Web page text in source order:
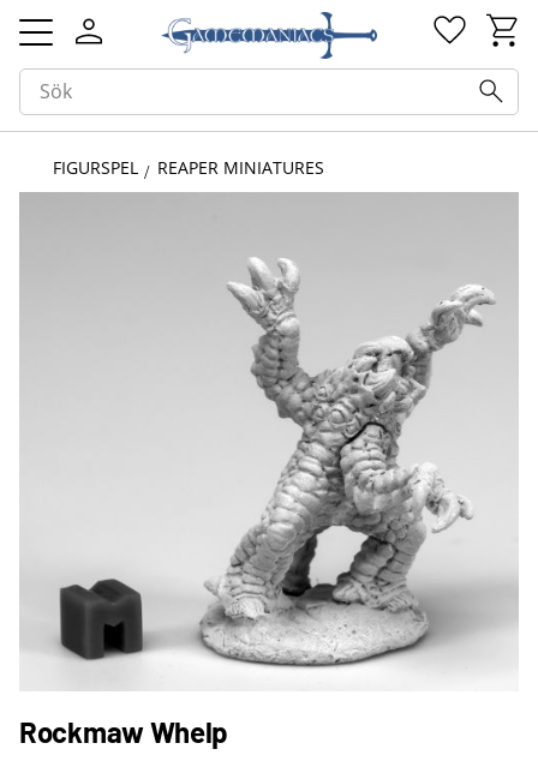
Meny
FIGURSPEL REAPER MINIATURES
Rockmaw Whelp